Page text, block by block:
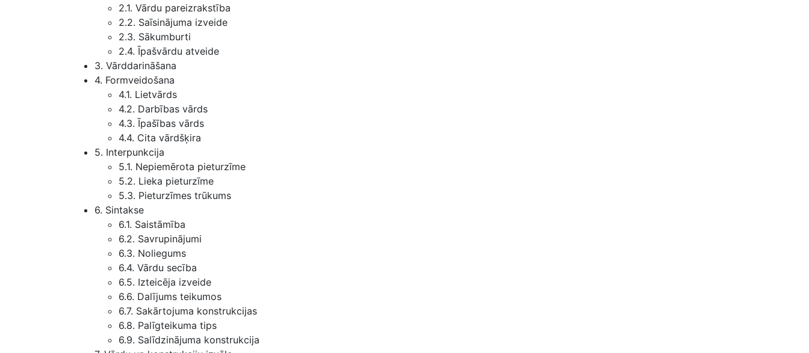
2.1. Vārdu pareizrakstība
2.2. Saīsinājuma izveide
2.3. Sākumburti
2.4. Īpašvārdu atveide
3. Vārddarināšana
4. Formveidošana
4.1. Lietvārds
4.2. Darbības vārds
4.3. Īpašības vārds
4.4. Cita vārdšķira
5. Interpunkcija
5.1. Nepiemērota pieturzīme
5.2. Lieka pieturzīme
5.3. Pieturzīmes trūkums
6. Sintakse
6.1. Saistāmība
6.2. Savrupinājumi
6.3. Noliegums
6.4. Vārdu secība
6.5. Izteicēja izveide
6.6. Dalījums teikumos
6.7. Sakārtojuma konstrukcijas
6.8. Palīgteikuma tips
6.9. Salīdzinājuma konstrukcija